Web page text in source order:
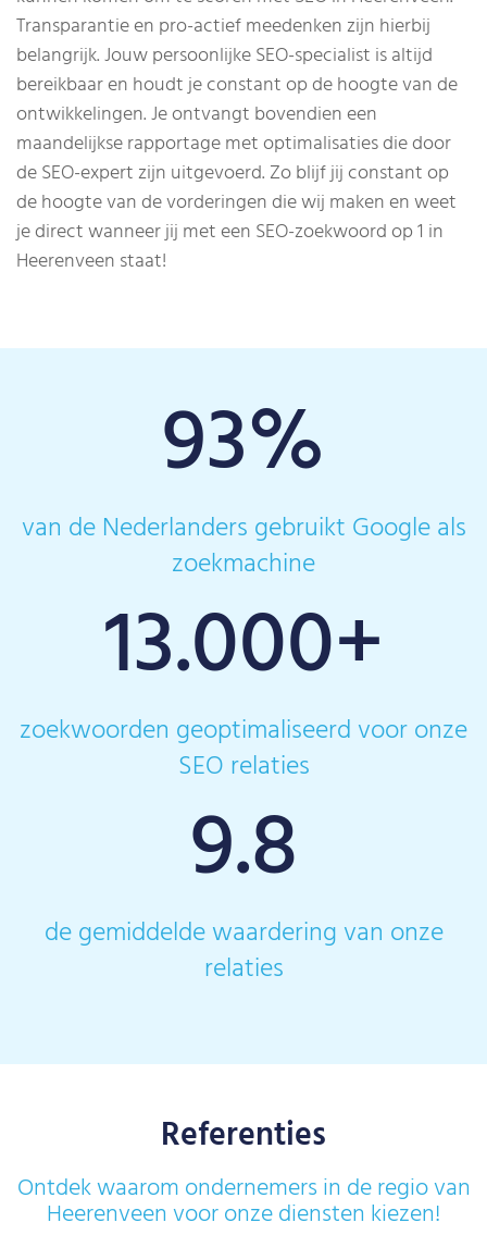
Transparantie en pro-actief meedenken zijn hierbij
belangrijk. Jouw persoonlijke SEO-specialist is altijd
bereikbaar en houdt je constant op de hoogte van de
ontwikkelingen. Je ontvangt bovendien een
maandelijkse rapportage met optimalisaties die door
de SEO-expert zijn uitgevoerd. Zo blijf jij constant op
de hoogte van de vorderingen die wij maken en weet
je direct wanneer jij met een SEO-zoekwoord op 1 in
Heerenveen staat!
93%
van de Nederlanders gebruikt Google als
zoekmachine
13.000+
zoekwoorden geoptimaliseerd voor onze
SEO relaties
9.8
de gemiddelde waardering van onze
relaties
Referenties
Ontdek waarom ondernemers in de regio van
Heerenveen voor onze diensten kiezen!